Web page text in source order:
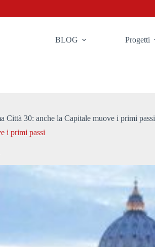
BLOG Progetti
Città 30: anche la Capitale muove i primi passi
i primi passi